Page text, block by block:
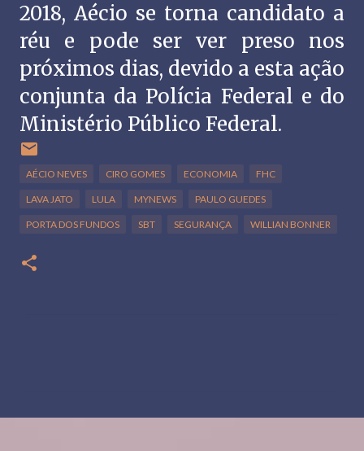
2018, Aécio se torna candidato a
réu e pode ser ver preso nos
próximos dias, devido a esta ação
conjunta da Polícia Federal e do
Ministério Público Federal.
AÉCIO NEVES CIRO GOMES ECONOMIA FHC
LAVA JATO LULA MYNEWS PAULO GUEDES
PORTA DOS FUNDOS SBT SEGURANÇA WILLIAN BONNER